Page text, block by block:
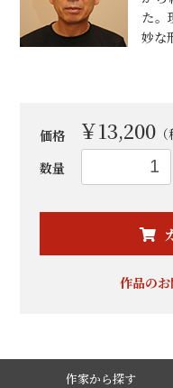
た。
妙な
価格 ￥13,200
数量
作品の
作家から探す